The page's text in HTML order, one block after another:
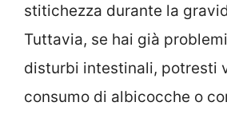
stitichezza durante la
Tuttavia, se hai già
disturbi intestinali, potresti
consumo di albicocche o